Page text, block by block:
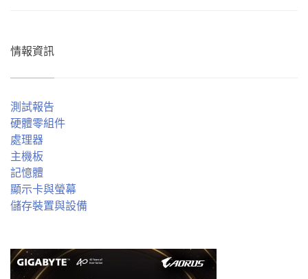
情報資訊
測試報告
硬體零組件
處理器
主機板
記憶體
顯示卡與螢幕
儲存裝置與設備